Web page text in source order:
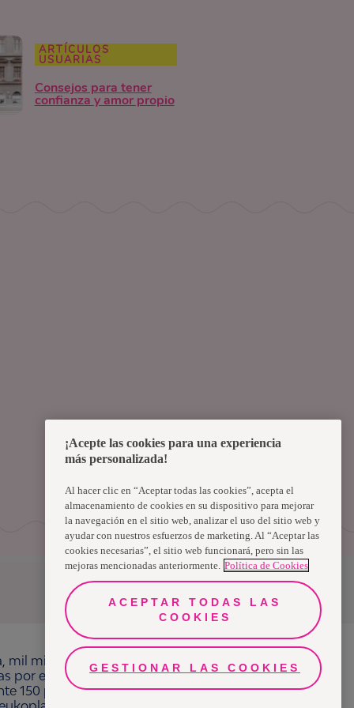
ARTÍCULOS
USUARIAS
Consejos para tener
confianza y amor propio
mil millones de personas, en todo el mundo,
por el bienestar en beneficio de consumidores,
150 países bajo las principales marcas
¡Acepte las cookies para una experiencia
más personalizada!
Al hacer clic en “Aceptar todas las cookies”, acepta el
almacenamiento de cookies en su dispositivo para mejorar
la navegación en el sitio web, analizar el uso del sitio web y
ayudar con nuestros esfuerzos de marketing. Al “Aceptar las
cookies necesarias”, el sitio web funcionará, pero sin las
mejoras mencionadas anteriormente. Política de Cookies
ACEPTAR TODAS LAS
COOKIES
GESTIONAR LAS COOKIES